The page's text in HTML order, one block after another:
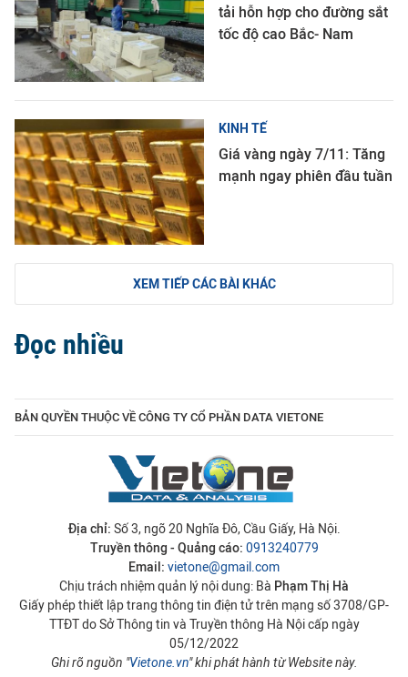
tải hỗn hợp cho đường sắt
tốc độ cao Bắc- Nam
KINH TẾ
Giá vàng ngày 7/11: Tăng
mạnh ngay phiên đầu tuần
XEM TIẾP CÁC BÀI KHÁC
Đọc nhiều
BẢN QUYỀN THUỘC VỀ CÔNG TY CỔ PHẦN DATA VIETONE
Địa chỉ: Số 3, ngõ 20 Nghĩa Đô, Cầu Giấy, Hà Nội.
Truyền thông - Quảng cáo: 0913240779
Email: vietone@gmail.com
Chịu trách nhiệm quản lý nội dung: Bà Phạm Thị Hà
Giấy phép thiết lập trang thông tin điện tử trên mạng số 3708/GP-
TTĐT do Sở Thông tin và Truyền thông Hà Nội cấp ngày
05/12/2022
Ghi rõ nguồn "Vietone.vn" khi phát hành từ Website này.